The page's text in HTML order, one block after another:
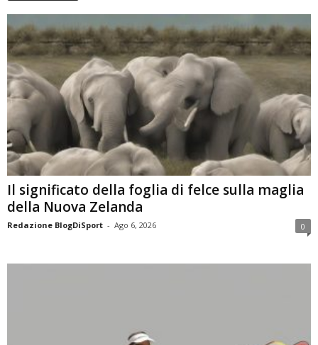
Il significato della foglia di felce sulla maglia
della Nuova Zelanda
Redazione BlogDiSport - Ago 6, 2026 0